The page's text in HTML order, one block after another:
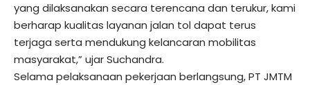
yang dilaksanakan secara terencana dan terukur, kami
berharap kualitas layanan jalan tol dapat terus
terjaga serta mendukung kelancaran mobilitas
masyarakat,” ujar Suchandra.
Selama pelaksanaan pekerjaan berlangsung, PT JMTM